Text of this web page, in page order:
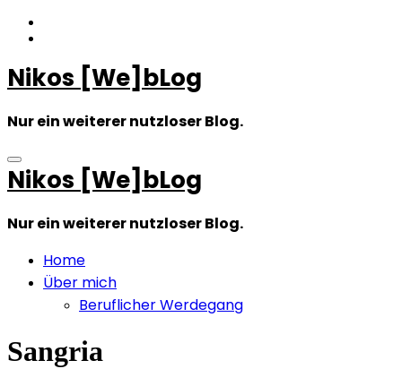
Zum
Inhalt
Nikos [We]bLog
Nur ein weiterer nutzloser Blog.
Nikos [We]bLog
Nur ein weiterer nutzloser Blog.
Home
Über mich
Beruflicher Werdegang
Sangria